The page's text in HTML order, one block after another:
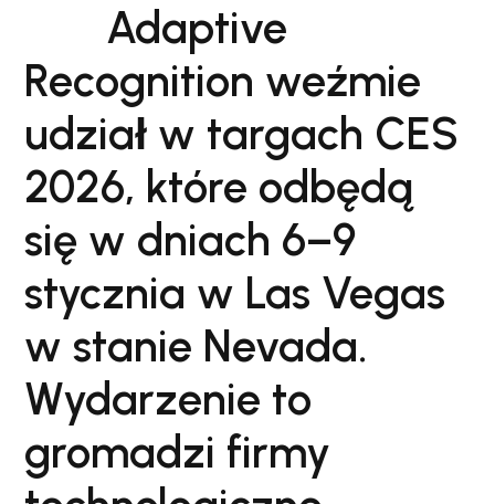
Adaptive
Recognition weźmie
udział w targach CES
2026, które odbędą
się w dniach 6–9
stycznia w Las Vegas
w stanie Nevada.
Wydarzenie to
gromadzi firmy